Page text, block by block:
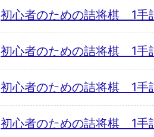
初心者のための詰将棋 1
初心者のための詰将棋 1
初心者のための詰将棋 1
初心者のための詰将棋 1